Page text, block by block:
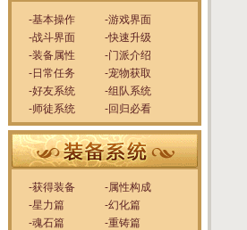
-基本操作
-游戏界面
-战斗界面
-快速升级
-装备属性
-门派介绍
-日常任务
-宠物获取
-好友系统
-组队系统
-师徒系统
-回归必看
-获得装备
-属性构成
-星力篇
-幻化篇
-魂石篇
-重铸篇